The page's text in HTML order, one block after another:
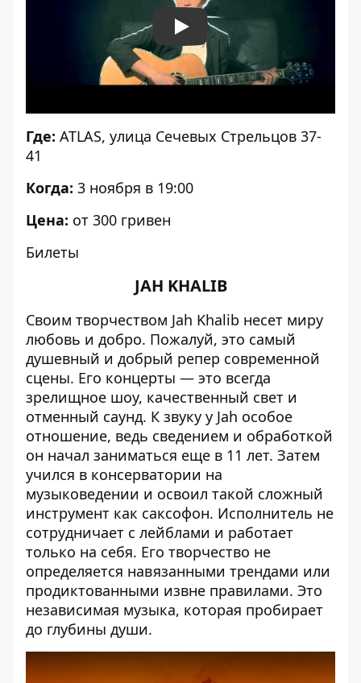
Play
Где: ATLAS, улица Сечевых Стрельцов 37-
41
Когда: 3 ноября в 19:00
Цена: от 300 гривен
Билеты
JAH KHALIB
Своим творчеством Jah Khalib несет миру
любовь и добро. Пожалуй, это самый
душевный и добрый репер современной
сцены. Его концерты — это всегда
зрелищное шоу, качественный свет и
отменный саунд. К звуку у Jah особое
отношение, ведь сведением и обработкой
он начал заниматься еще в 11 лет. Затем
учился в консерватории на
музыковедении и освоил такой сложный
инструмент как саксофон. Исполнитель не
сотрудничает с лейблами и работает
только на себя. Его творчество не
определяется навязанными трендами или
продиктованными извне правилами. Это
независимая музыка, которая пробирает
до глубины души.